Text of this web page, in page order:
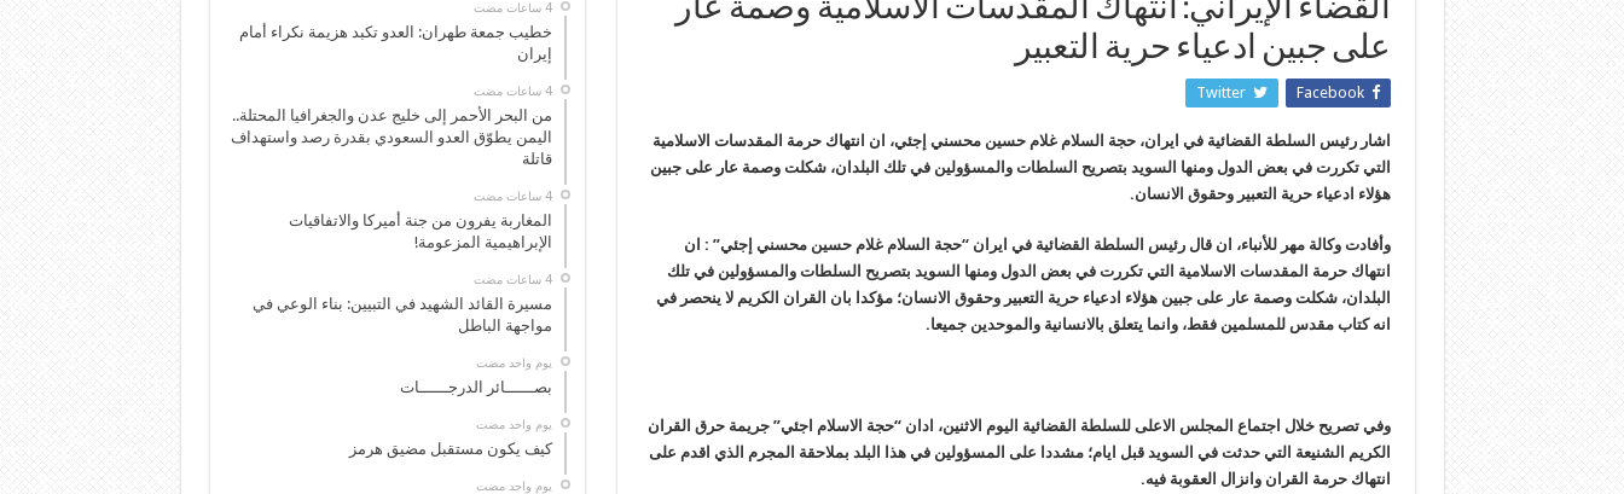
القضاء الإيراني: انتهاك المقدسات الاسلامية وصمة عار
على جبين ادعياء حرية التعبير
Facebook
Twitter
اشار رئيس السلطة القضائية في ايران، حجة السلام غلام حسين محسني إجئي، ان انتهاك حرمة المقدسات الاسلامية
التي تكررت في بعض الدول ومنها السويد بتصريح السلطات والمسؤولين في تلك البلدان، شكلت وصمة عار على جبين
هؤلاء ادعياء حرية التعبير وحقوق الانسان.
وأفادت وكالة مهر للأنباء، ان قال رئيس السلطة القضائية في ايران “حجة السلام غلام حسين محسني إجئي” : ان
انتهاك حرمة المقدسات الاسلامية التي تكررت في بعض الدول ومنها السويد بتصريح السلطات والمسؤولين في تلك
البلدان، شكلت وصمة عار على جبين هؤلاء ادعياء حرية التعبير وحقوق الانسان؛ مؤكدا بان القران الكريم لا ينحصر في
انه كتاب مقدس للمسلمين فقط، وانما يتعلق بالانسانية والموحدين جميعا.
وفي تصريح خلال اجتماع المجلس الاعلى للسلطة القضائية اليوم الاثنين، ادان “حجة الاسلام اجئي” جريمة حرق القران
الكريم الشنيعة التي حدثت في السويد قبل ايام؛ مشددا على المسؤولين في هذا البلد بملاحقة المجرم الذي اقدم على
انتهاك حرمة القران وانزال العقوبة فيه.
‏4 ساعات مضت
خطيب جمعة طهران: العدو تكبد هزيمة نكراء أمام
إيران
‏4 ساعات مضت
من البحر الأحمر إلى خليج عدن والجغرافيا المحتلة..
اليمن يطوّق العدو السعودي بقدرة رصد واستهداف
قاتلة
‏4 ساعات مضت
المغاربة يفرون من جنة أميركا والاتفاقيات
الإبراهيمية المزعومة!
‏4 ساعات مضت
مسيرة القائد الشهيد في التبيين: بناء الوعي في
مواجهة الباطل
‏يوم واحد مضت
بصــــــائر الدرجــــــات
‏يوم واحد مضت
كيف يكون مستقبل مضيق هرمز
‏يوم واحد مضت